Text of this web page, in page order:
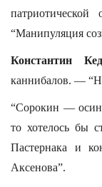
“Манипуляция
Константин
каннибалов. —
“Сорокин —
то хотелось бы
Пастернака и
Аксенова”.